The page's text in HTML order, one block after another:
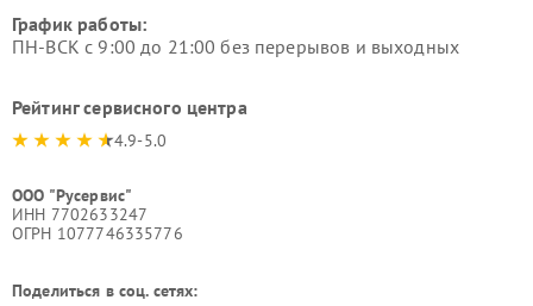
График работы:
ПН-ВСК с 9:00 до 21:00 без перерывов и выходных
Рейтинг сервисного центра
4.9-5.0
ООО "Русервис"
ИНН 7702633247
ОГРН 1077746335776
Поделиться в соц. сетях: